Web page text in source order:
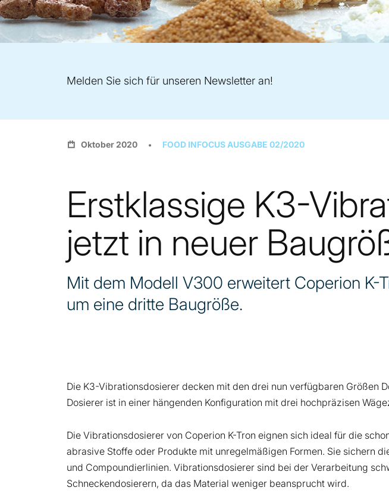
Melden Sie sich für unseren Newsletter an!
Oktober 2020
FOOD INFOCUS AUSGABE 02/2020
Erstklassige K3-
jetzt in neuer
Mit dem Modell V300 erweitert Coperion K-
um eine dritte Baugröße.
Die K3-Vibrationsdosierer decken mit den drei nun verfügbaren Größen
Dosierer ist in einer hängenden Konfiguration mit drei hochpräzisen
Die Vibrationsdosierer von Coperion K-Tron eignen sich ideal für die
abrasive Stoffe oder Produkte mit unregelmäßigen Formen. Sie sichern
und Compoundierlinien. Vibrationsdosierer sind bei der Verarbeitung
Schneckendosierern, da das Material weniger beansprucht wird.